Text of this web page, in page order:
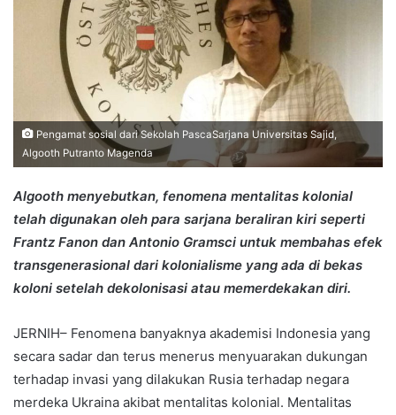
Pengamat sosial dari Sekolah PascaSarjana Universitas Sajid,
Algooth Putranto Magenda
Algooth menyebutkan, fenomena mentalitas kolonial
telah digunakan oleh para sarjana beraliran kiri seperti
Frantz Fanon dan Antonio Gramsci untuk membahas efek
transgenerasional dari kolonialisme yang ada di bekas
koloni setelah dekolonisasi atau memerdekakan diri.
JERNIH– Fenomena banyaknya akademisi Indonesia yang
secara sadar dan terus menerus menyuarakan dukungan
terhadap invasi yang dilakukan Rusia terhadap negara
merdeka Ukraina akibat mentalitas kolonial. Mentalitas